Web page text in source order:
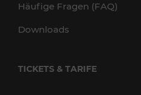
Häufige Fragen (FAQ)
Downloads
TICKETS & TARIFE